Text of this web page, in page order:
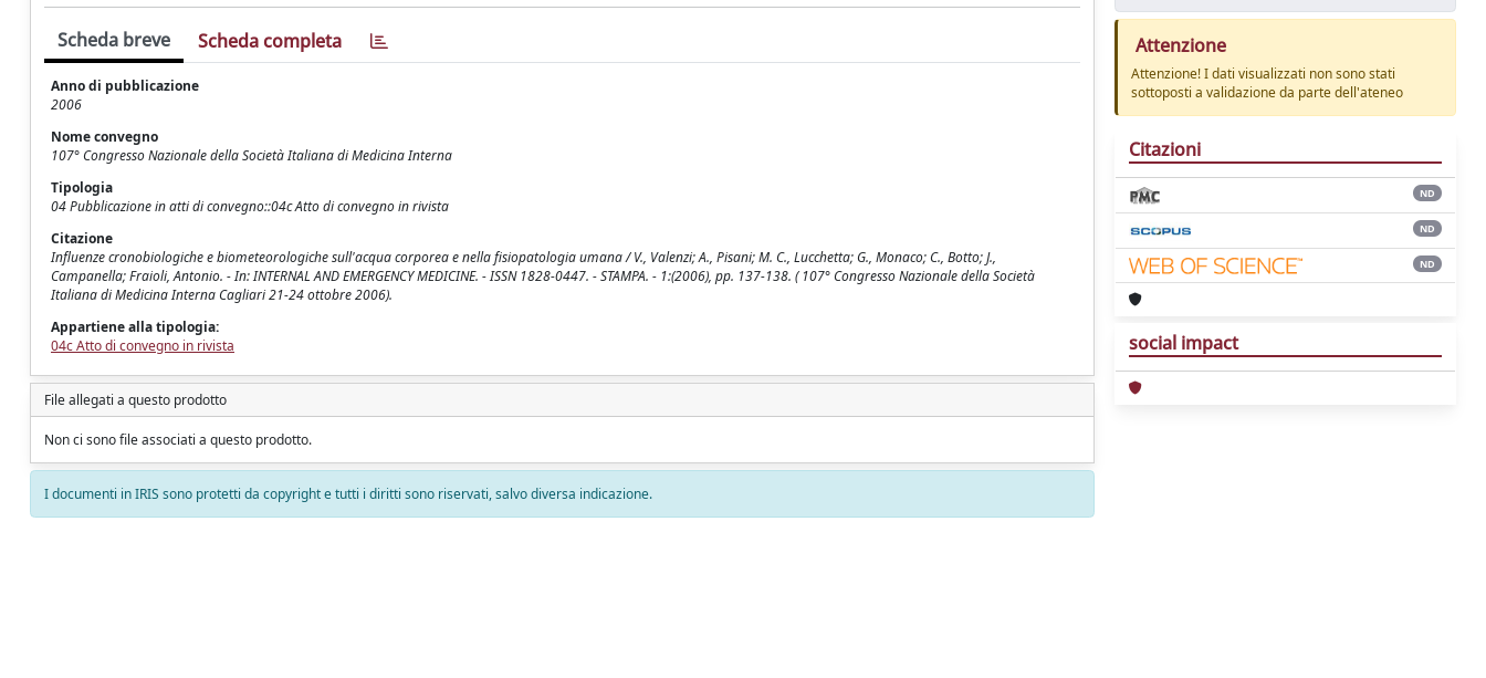
Scheda breve Scheda completa
Anno di pubblicazione
2006
Nome convegno
107° Congresso Nazionale della Società Italiana di Medicina Interna
Tipologia
04 Pubblicazione in atti di convegno::04c Atto di convegno in rivista
Citazione
Influenze cronobiologiche e biometeorologiche sull'acqua corporea e nella fisiopatologia umana / V., Valenzi; A., Pisani; M. C., Lucchetta; G., Monaco; C., Botto; J.,
Campanella; Fraioli, Antonio. - In: INTERNAL AND EMERGENCY MEDICINE. - ISSN 1828-0447. - STAMPA. - 1:(2006), pp. 137-138. ( 107° Congresso Nazionale della Società
Italiana di Medicina Interna Cagliari 21-24 ottobre 2006).
Appartiene alla tipologia:
04c Atto di convegno in rivista
File allegati a questo prodotto
Non ci sono file associati a questo prodotto.
I documenti in IRIS sono protetti da copyright e tutti i diritti sono riservati, salvo diversa indicazione.
Attenzione
Attenzione! I dati visualizzati non sono stati
sottoposti a validazione da parte dell'ateneo
Citazioni
ND
ND
ND
social impact